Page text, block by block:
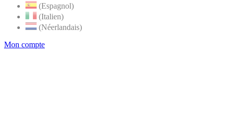
(Espagnol)
(Italien)
(Néerlandais)
Mon compte